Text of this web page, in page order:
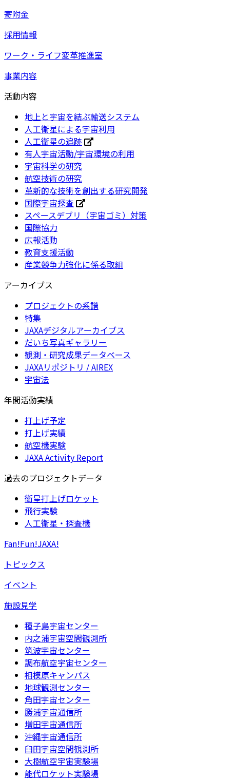
寄附金
採用情報
ワーク・ライフ変革推進室
事業内容
活動内容
地上と宇宙を結ぶ輸送システム
人工衛星による宇宙利用
人工衛星の追跡
有人宇宙活動/宇宙環境の利用
宇宙科学の研究
航空技術の研究
革新的な技術を創出する研究開発
国際宇宙探査
スペースデブリ（宇宙ゴミ）対策
国際協力
広報活動
教育支援活動
産業競争力強化に係る取組
アーカイブス
プロジェクトの系譜
特集
JAXAデジタルアーカイブス
だいち写真ギャラリー
観測・研究成果データベース
JAXAリポジトリ / AIREX
宇宙法
年間活動実績
打上げ予定
打上げ実績
航空機実験
JAXA Activity Report
過去のプロジェクトデータ
衛星打上げロケット
飛行実験
人工衛星・探査機
Fan!Fun!JAXA!
トピックス
イベント
施設見学
種子島宇宙センター
内之浦宇宙空間観測所
筑波宇宙センター
調布航空宇宙センター
相模原キャンパス
地球観測センター
角田宇宙センター
勝浦宇宙通信所
増田宇宙通信所
沖縄宇宙通信所
臼田宇宙空間観測所
大樹航空宇宙実験場
能代ロケット実験場